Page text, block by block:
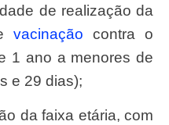
vacinação contra o
1 ano a menores de
e 29 dias);